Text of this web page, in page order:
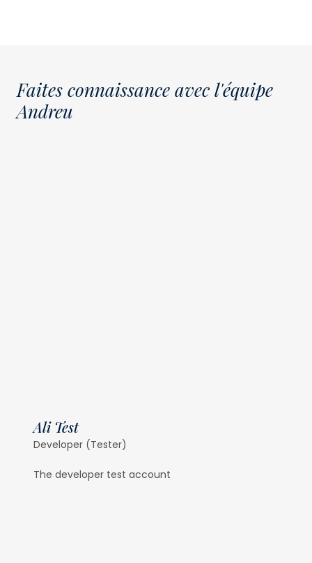
Faites connaissance avec l'équipe
Andreu
Ali Test
Developer (Tester)
The developer test account